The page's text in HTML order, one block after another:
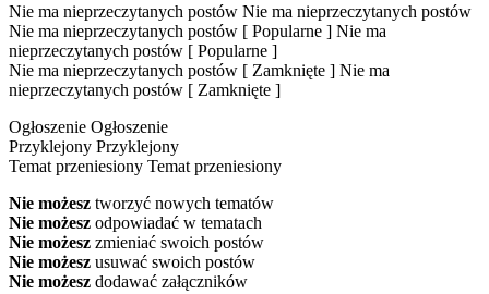
Nie ma nieprzeczytanych postów Nie ma nieprzeczytanych postów
Nie ma nieprzeczytanych postów [ Popularne ] Nie ma
nieprzeczytanych postów [ Popularne ]
Nie ma nieprzeczytanych postów [ Zamknięte ] Nie ma
nieprzeczytanych postów [ Zamknięte ]
Ogłoszenie Ogłoszenie
Przyklejony Przyklejony
Temat przeniesiony Temat przeniesiony
Nie możesz tworzyć nowych tematów
Nie możesz odpowiadać w tematach
Nie możesz zmieniać swoich postów
Nie możesz usuwać swoich postów
Nie możesz dodawać załączników